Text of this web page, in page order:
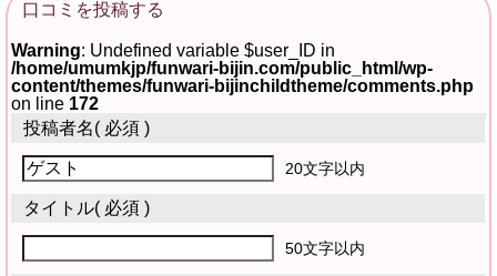
口コミを投稿する
Warning : Undefined variable $user_ID in
/home/umumkjp/funwari-bijin.com/public_html/wp-
content/themes/funwari-bijinchildtheme/comments.php
on line 172
投稿者名( 必須 )
20文字以内
タイトル( 必須 )
50文字以内